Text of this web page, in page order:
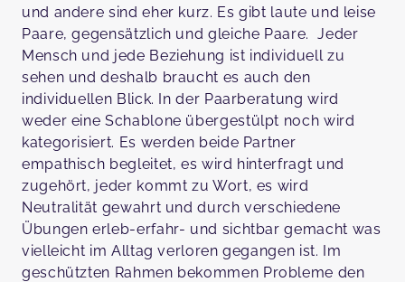
und andere sind eher kurz. Es gibt laute und leise
Paare, gegensätzlich und gleiche Paare. Jeder
Mensch und jede Beziehung ist individuell zu
sehen und deshalb braucht es auch den
individuellen Blick. In der Paarberatung wird
weder eine Schablone übergestülpt noch wird
kategorisiert. Es werden beide Partner
empathisch begleitet, es wird hinterfragt und
zugehört, jeder kommt zu Wort, es wird
Neutralität gewahrt und durch verschiedene
Übungen erleb-erfahr- und sichtbar gemacht was
vielleicht im Alltag verloren gegangen ist. Im
geschützten Rahmen bekommen Probleme den